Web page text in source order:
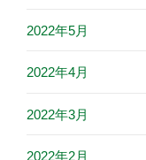
2022年5月
2022年4月
2022年3月
2022年2月